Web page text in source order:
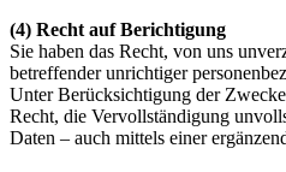
(4) Recht auf Berichtigung
Sie haben das Recht, von uns
betreffender unrichtiger
Unter Berücksichtigung der
Recht, die Vervollständigung
Daten – auch mittels einer